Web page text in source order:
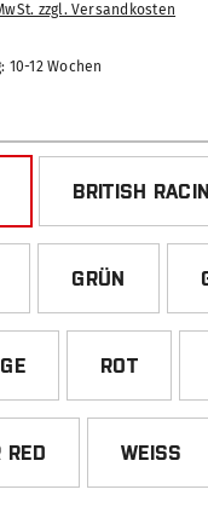
zzgl. Versandkosten
10-12 Wochen
BRITISH
GRÜN
ROT
RED WEISS